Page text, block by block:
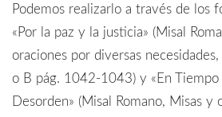
Podemos realizarlo a través de los
«Por la paz y la justicia» (Misal
oraciones por diversas
o B pág. 1042-1043) y «En
Desorden» (Misal Romano, Misas y